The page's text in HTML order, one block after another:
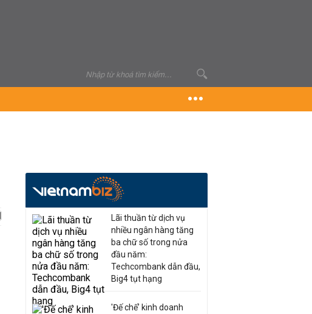
Lãi thuần từ dịch vụ
nhiều ngân hàng tăng
ba chữ số trong nửa
đầu năm:
Techcombank dẫn đầu,
Big4 tụt hạng
'Đế chế’ kinh doanh